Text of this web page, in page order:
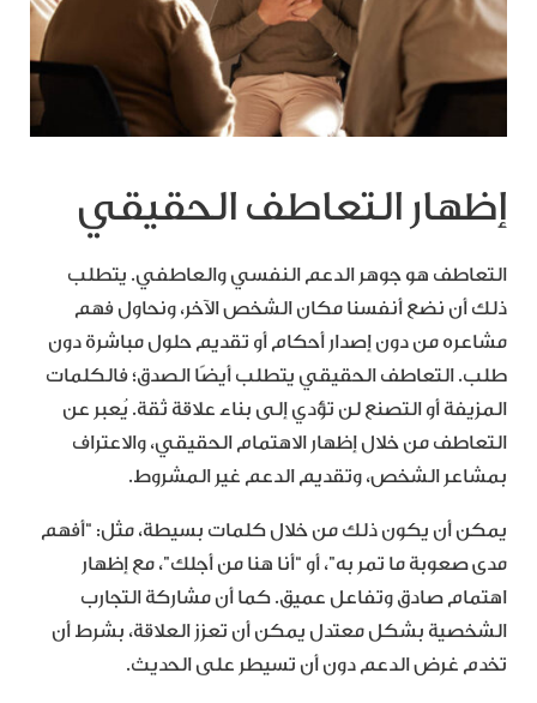
إظهار التعاطف الحقيقي
التعاطف هو جوهر الدعم النفسي والعاطفي. يتطلب
ذلك أن نضع أنفسنا مكان الشخص الآخر، ونحاول فهم
مشاعره من دون إصدار أحكام أو تقديم حلول مباشرة دون
طلب. التعاطف الحقيقي يتطلب أيضًا الصدق؛ فالكلمات
المزيفة أو التصنع لن تؤدي إلى بناء علاقة ثقة. يُعبر عن
التعاطف من خلال إظهار الاهتمام الحقيقي، والاعتراف
بمشاعر الشخص، وتقديم الدعم غير المشروط.
يمكن أن يكون ذلك من خلال كلمات بسيطة، مثل: “أفهم
مدى صعوبة ما تمر به”، أو “أنا هنا من أجلك”، مع إظهار
اهتمام صادق وتفاعل عميق. كما أن مشاركة التجارب
الشخصية بشكل معتدل يمكن أن تعزز العلاقة، بشرط أن
تخدم غرض الدعم دون أن تسيطر على الحديث.